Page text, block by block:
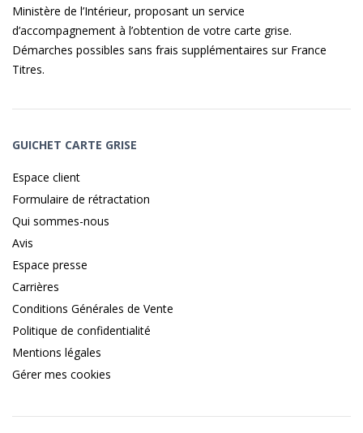
Ministère de l’Intérieur, proposant un service
d’accompagnement à l’obtention de votre carte grise.
Démarches possibles sans frais supplémentaires sur France
Titres.
GUICHET CARTE GRISE
Espace client
Formulaire de rétractation
Qui sommes-nous
Avis
Espace presse
Carrières
Conditions Générales de Vente
Politique de confidentialité
Mentions légales
Gérer mes cookies